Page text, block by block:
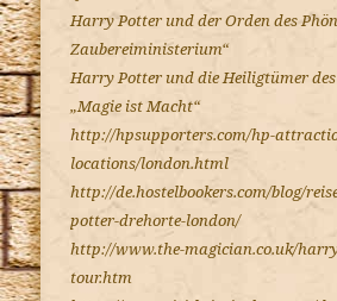
Harry Potter und der Orden des
Zaubereiministerium“
Harry Potter und die Heiligtümer
„Magie ist Macht“
http://hpsupporters.com/hp-
locations/london.html
http://de.hostelbookers.com/blog/
potter-drehorte-london/
http://www.the-magician.co.uk/
tour.htm